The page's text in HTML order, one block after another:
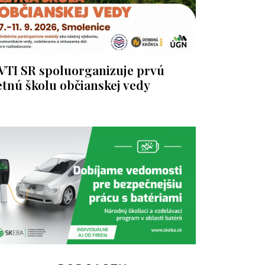
SR spoluorganizuje prvú
školu občianskej vedy